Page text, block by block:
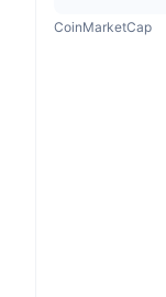
CoinMarketCap